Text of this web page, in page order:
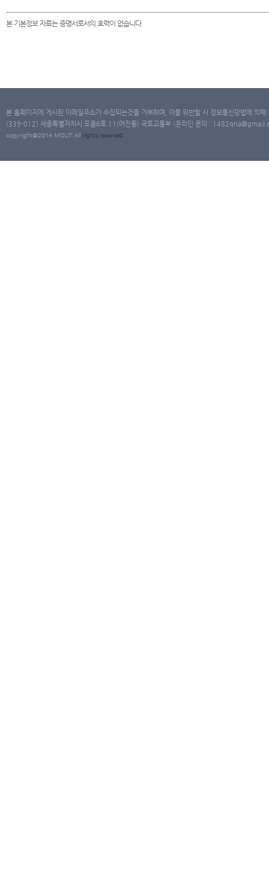
본 기본정보 자료는 증명서로서의 효력이 없습니다.
본 홈페이지에 게시된 이메일주소가 수집되는것을 거부하며, 이를 위반할 시 정보통신망법에 의
(339-012) 세종특별자치시 도움6로 11(어진동) 국토교통부 (온라인 문의 :
copyright@2014 MOLIT All rights reserved.